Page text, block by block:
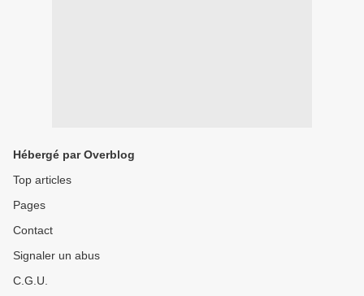
Hébergé par Overblog
Top articles
Pages
Contact
Signaler un abus
C.G.U.